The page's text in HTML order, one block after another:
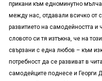
прикани към едноминутно
между нас, отдавали всичко от
развитието на самодейността
словото си тя изтъкна, че на
свързани с една любов – към
потребност да се развиват в
самодейците поднесе и Георги